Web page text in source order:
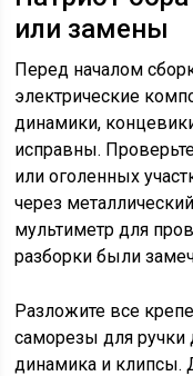
или замены
Перед началом
электрические
динамики,
исправны.
или оголенных
через
мультиметр для
разборки были
Разложите все
саморезы для
динамика и клипсы.